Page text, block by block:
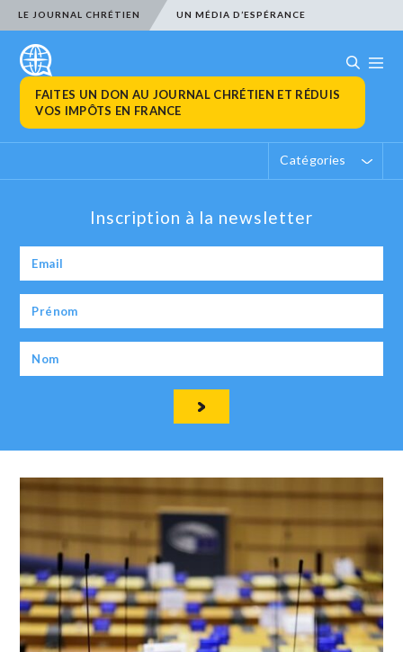
LE JOURNAL CHRÉTIEN UN MÉDIA D’ESPÉRANCE
FAITES UN DON AU JOURNAL CHRÉTIEN ET RÉDUIS
VOS IMPÔTS EN FRANCE
Catégories
Inscription à la newsletter